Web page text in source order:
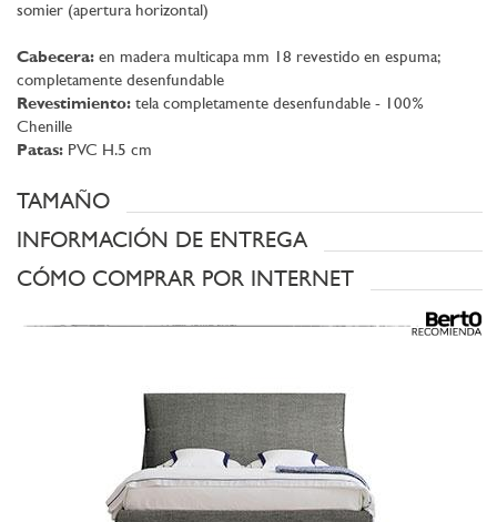
somier (apertura horizontal)
Cabecera: en madera multicapa mm 18 revestido en espuma;
completamente desenfundable
Revestimiento: tela completamente desenfundable - 100%
Chenille
Patas: PVC H.5 cm
TAMAÑO
INFORMACIÓN DE ENTREGA
CÓMO COMPRAR POR INTERNET